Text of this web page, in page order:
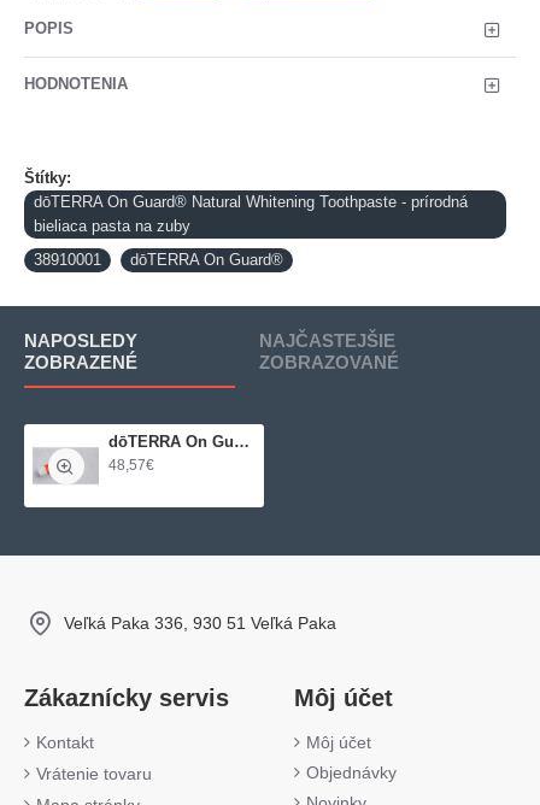
POPIS
HODNOTENIA
Štítky:
dōTERRA On Guard® Natural Whitening Toothpaste - prírodná
bieliaca pasta na zuby
38910001
dōTERRA On Guard®
NAPOSLEDY
ZOBRAZENÉ
NAJČASTEJŠIE
ZOBRAZOVANÉ
dōTERRA On Guard® Natural Whitening Toothpaste - prírodná bieliaca pasta na zuby
48,57€
Veľká Paka 336, 930 51 Veľká Paka
Zákaznícky servis
Kontakt
Vrátenie tovaru
Môj účet
Môj účet
Objednávky